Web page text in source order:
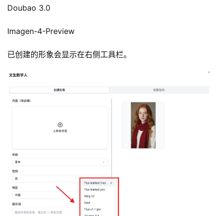
日
0
.
A
南
下
载
客
户
Doubao 3.0
Imagen-4-Preview
已创建的形象会显示在右侧工具栏。